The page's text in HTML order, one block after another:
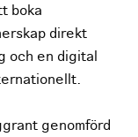
boka
direkt
och en digital
genomförd